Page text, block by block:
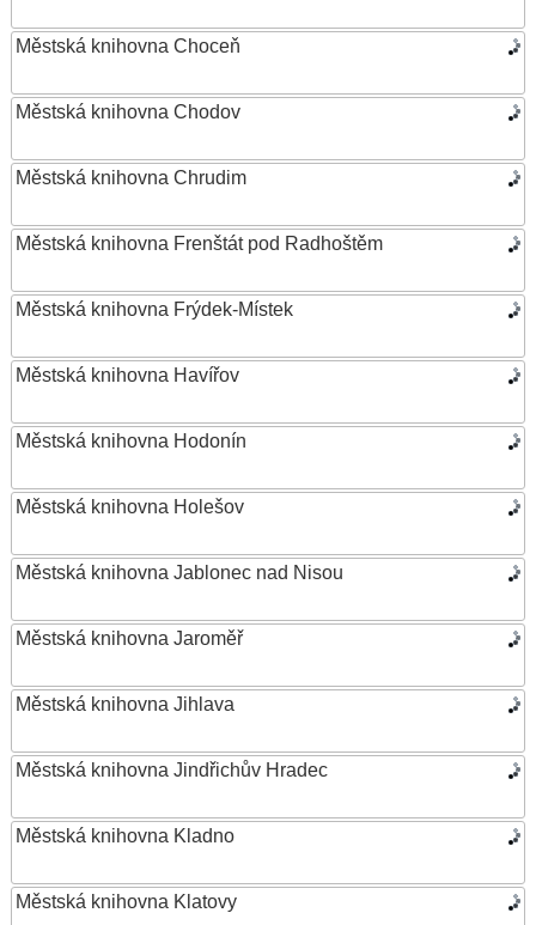
Městská knihovna Choceň
Městská knihovna Chodov
Městská knihovna Chrudim
Městská knihovna Frenštát pod Radhoštěm
Městská knihovna Frýdek-Místek
Městská knihovna Havířov
Městská knihovna Hodonín
Městská knihovna Holešov
Městská knihovna Jablonec nad Nisou
Městská knihovna Jaroměř
Městská knihovna Jihlava
Městská knihovna Jindřichův Hradec
Městská knihovna Kladno
Městská knihovna Klatovy